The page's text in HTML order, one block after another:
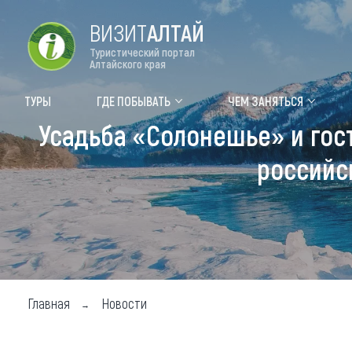
Форум VISIT ALTAI
Туры Где
Топ
ВИЗИТАЛТАЙ
Туристический портал
Алтайского края
ТУРЫ ГДЕ ПОБЫВАТЬ ЧЕМ ЗАНЯТЬСЯ
Усадьба «Солонешье» и
Главная Новости